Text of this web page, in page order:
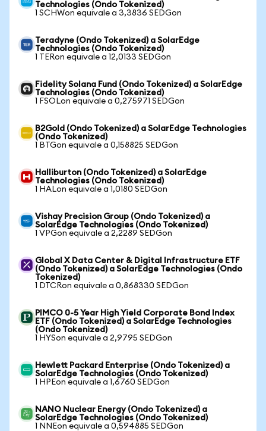
Technologies (Ondo Tokenized)
1 SCHWon equivale a 3,3836 SEDGon
Teradyne (Ondo Tokenized) a SolarEdge
Technologies (Ondo Tokenized)
1 TERon equivale a 12,0133 SEDGon
Fidelity Solana Fund (Ondo Tokenized) a SolarEdge
Technologies (Ondo Tokenized)
1 FSOLon equivale a 0,275971 SEDGon
B2Gold (Ondo Tokenized) a SolarEdge Technologies
(Ondo Tokenized)
1 BTGon equivale a 0,158825 SEDGon
Halliburton (Ondo Tokenized) a SolarEdge
Technologies (Ondo Tokenized)
1 HALon equivale a 1,0180 SEDGon
Vishay Precision Group (Ondo Tokenized) a
SolarEdge Technologies (Ondo Tokenized)
1 VPGon equivale a 2,2289 SEDGon
Global X Data Center & Digital Infrastructure ETF
(Ondo Tokenized) a SolarEdge Technologies (Ondo
Tokenized)
1 DTCRon equivale a 0,868330 SEDGon
PIMCO 0-5 Year High Yield Corporate Bond Index
ETF (Ondo Tokenized) a SolarEdge Technologies
(Ondo Tokenized)
1 HYSon equivale a 2,9795 SEDGon
Hewlett Packard Enterprise (Ondo Tokenized) a
SolarEdge Technologies (Ondo Tokenized)
1 HPEon equivale a 1,6760 SEDGon
NANO Nuclear Energy (Ondo Tokenized) a
SolarEdge Technologies (Ondo Tokenized)
1 NNEon equivale a 0,594885 SEDGon